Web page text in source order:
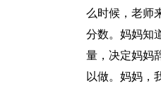
么时候，老师
分数。妈妈知
量，决定妈妈
以做。妈妈，